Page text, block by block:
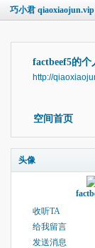
巧小君
factbeef5的个
http://
空间首页
头像
收听TA
给我留言
发送消息